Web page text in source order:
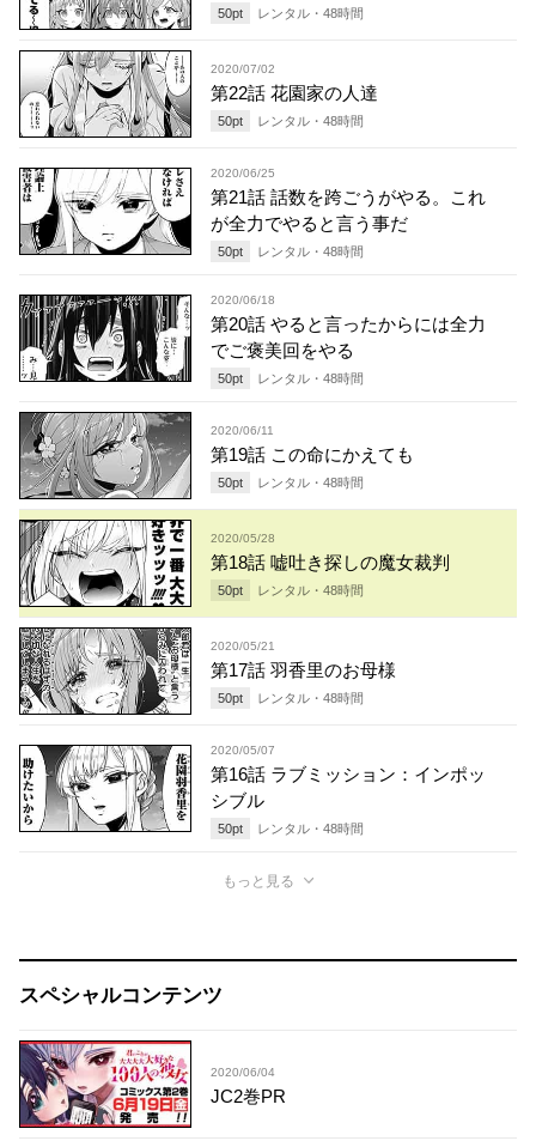
50pt レンタル・ 48時間
2020/07/02
第22話 花園家の人達
50pt レンタル・ 48時間
2020/06/25
第21話 話数を跨ごうがやる。これ
が全力でやると言う事だ
50pt レンタル・ 48時間
2020/06/18
第20話 やると言ったからには全力
でご褒美回をやる
50pt レンタル・ 48時間
2020/06/11
第19話 この命にかえても
50pt レンタル・ 48時間
2020/05/28
第18話 嘘吐き探しの魔女裁判
50pt レンタル・ 48時間
2020/05/21
第17話 羽香里のお母様
50pt レンタル・ 48時間
2020/05/07
第16話 ラブミッション：インポッ
シブル
50pt レンタル・ 48時間
もっと見る
スペシャルコンテンツ
2020/06/04
JC2巻PR